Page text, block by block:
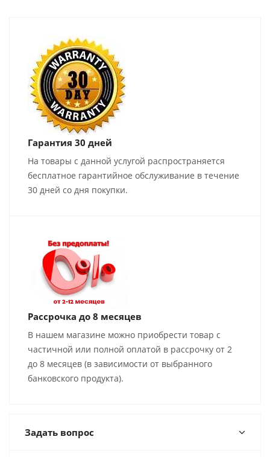
Гарантия 30 дней
На товары с данной услугой распространяется
бесплатное гарантийное обслуживание в течение
30 дней со дня покупки.
Рассрочка до 8 месяцев
В нашем магазине можно приобрести товар с
частичной или полной оплатой в рассрочку от 2
до 8 месяцев (в зависимости от выбранного
банковского продукта).
Задать вопрос